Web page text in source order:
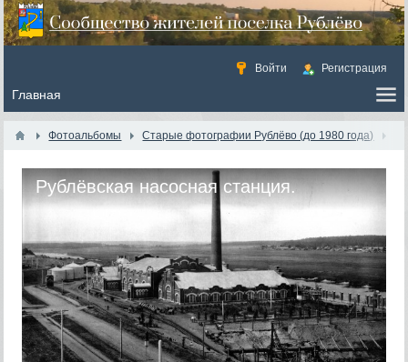
Войти Регистрация
Фотоальбомы Старые фотографии Рублёво (до 1980 года)
Рублёвская насосная станция.
Машинное здание. 1913-1914 гг.